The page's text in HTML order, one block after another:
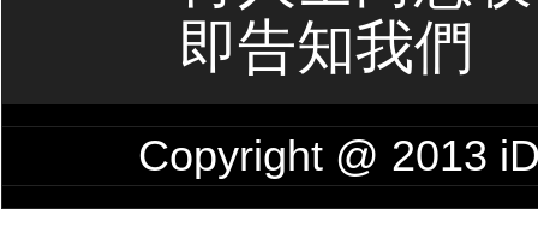
即告知我們
Copyright @ 2013